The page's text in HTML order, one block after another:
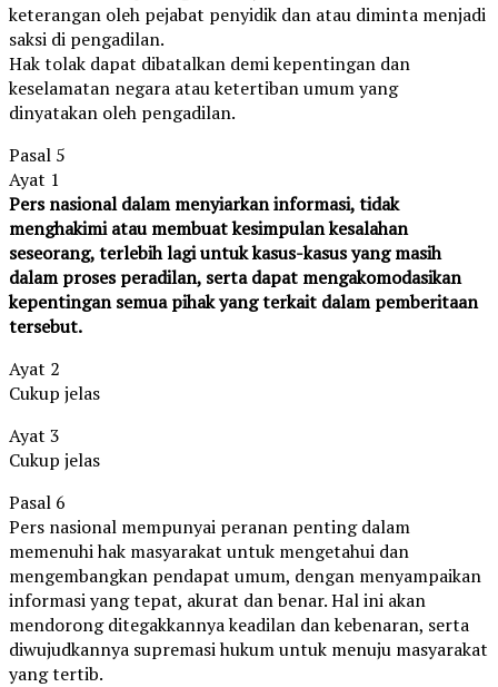
keterangan oleh pejabat penyidik dan atau diminta menjadi
saksi di pengadilan.
Hak tolak dapat dibatalkan demi kepentingan dan
keselamatan negara atau ketertiban umum yang
dinyatakan oleh pengadilan.
Pasal 5
Ayat 1
Pers nasional dalam menyiarkan informasi, tidak
menghakimi atau membuat kesimpulan kesalahan
seseorang, terlebih lagi untuk kasus-kasus yang masih
dalam proses peradilan, serta dapat mengakomodasikan
kepentingan semua pihak yang terkait dalam pemberitaan
tersebut.
Ayat 2
Cukup jelas
Ayat 3
Cukup jelas
Pasal 6
Pers nasional mempunyai peranan penting dalam
memenuhi hak masyarakat untuk mengetahui dan
mengembangkan pendapat umum, dengan menyampaikan
informasi yang tepat, akurat dan benar. Hal ini akan
mendorong ditegakkannya keadilan dan kebenaran, serta
diwujudkannya supremasi hukum untuk menuju masyarakat
yang tertib.